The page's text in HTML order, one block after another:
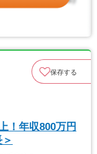
保存する
！年収800万円